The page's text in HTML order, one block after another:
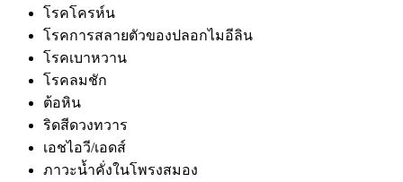
โรคโครห์น
โรคการสลายตัวของปลอกไมอีลิน
โรคเบาหวาน
โรคลมชัก
ต้อหิน
ริดสีดวงทวาร
เอชไอวี/เอดส์
ภาวะน้ำคั่งในโพรงสมอง